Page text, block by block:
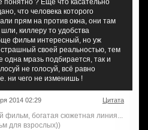
что человека которого
прям на против окна, они там
киллеру то удобства
фильм интересный, но уж
своей реальностью, тем
одна мразь подбирается, так и
не голосуй, всё равно
ни чего не изменишь !
2014 02:29 Цитата
богатая сюжетная линия...
для взрослых))